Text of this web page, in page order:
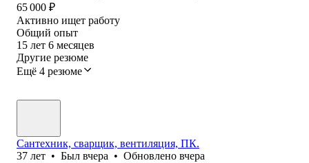
65 000 ₽
Активно ищет работу
Общий опыт
15 лет 6 месяцев
Другие резюме
Ещё 4 резюме
Сантехник, сварщик, вентиляция, ПК.
37 лет • Был вчера • Обновлено вчера